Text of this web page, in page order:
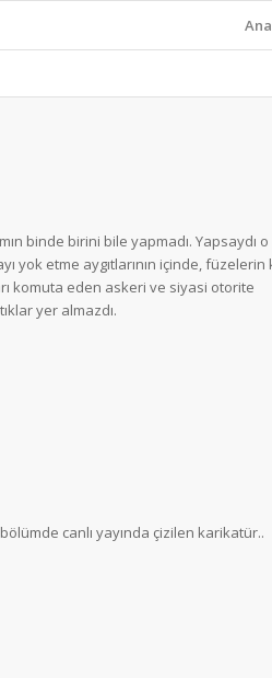
binde birini bile yapmadı. Yapsaydı o
yok etme aygıtlarının içinde,
komuta eden askeri ve siyasi otorite
yer almazdı.
canlı yayında çizilen karikatür..